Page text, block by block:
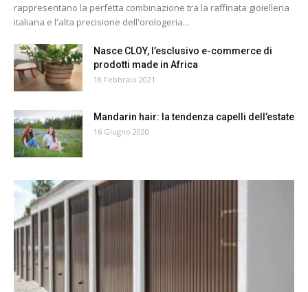
rappresentano la perfetta combinazione tra la raffinata gioielleria
italiana e l'alta precisione dell'orologeria...
Nasce CLOY, l’esclusivo e-commerce di
prodotti made in Africa
18 Febbraio 2021
Mandarin hair: la tendenza capelli dell’estate
16 Giugno 2020